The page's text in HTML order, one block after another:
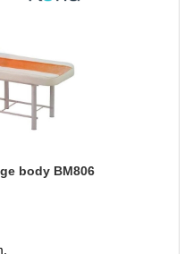
body BM806